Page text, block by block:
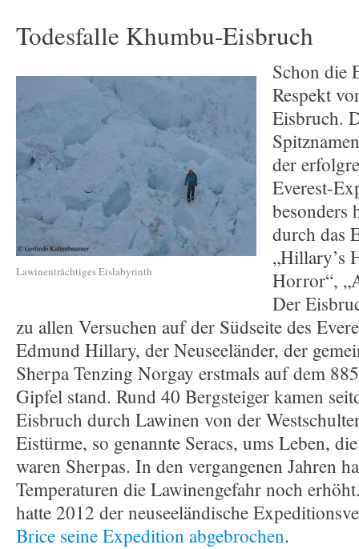
Todesfalle Khumbu-Eisbruch
Lawinenträchtiges Eislabyrinth
Schon die
Respekt
Eisbruch.
der
Everest-
besonders
durch das
„Hillary’s
Horror“,
Der
zu allen Versuchen auf der Südseite des
Edmund Hillary, der Neuseeländer, der
Sherpa Tenzing Norgay erstmals auf dem
Gipfel stand. Rund 40 Bergsteiger kamen
Eisbruch durch Lawinen von der
Eistürme, so genannte Seracs, ums Leben,
waren Sherpas. In den vergangenen Jahren
Temperaturen die Lawinengefahr noch
hatte 2012 der neuseeländische
Brice seine Expedition abgebrochen.